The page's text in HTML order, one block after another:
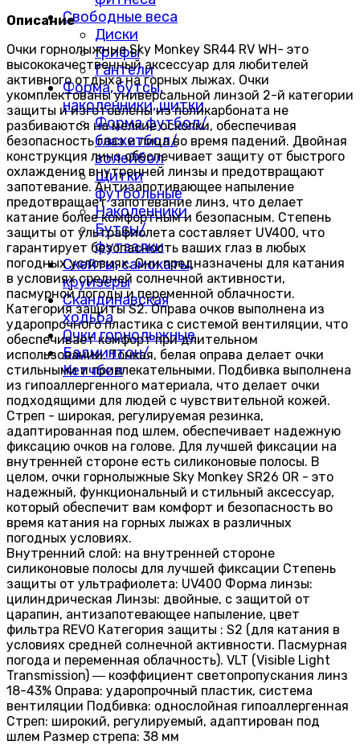
Свободные веса
Диски
Грифы
Гантели
Форма, бутсы,
наколенники, щитки
Форма футбол/
баскетбол/
волейбол
Щитки
футбольные
Наколенники
Бутсы/
футзалки
Скейты, самокаты,
круизёры
Скандинавская
ходьба
Очки горнолыжные
Бадминтон/
Кетчбол
Описание
Очки горнолыжные Sky Monkey SR44 RV WH- это
высококачественный аксессуар для любителей
активного отдыха на горных лыжах. Очки
укомплектованы универсальной линзой 2-й категории
защиты и изготовлены из поликарбоната не
разбиваются на мелкие осколки, обеспечивая
безопасность глаз и лица во время падений. Двойная
конструкция линз обеспечивает защиту от быстрого
охлаждения внутренней линзы и предотвращают
запотевание. Антизапотивающее напыление
предотвращает запотевание линз, что делает
катание более комфортным и безопасным. Степень
защиты от ультрафиолета составляет UV400, что
гарантирует безопасность ваших глаз в любых
погодных условиях. Они предназначены для катания
в условиях средней солнечной активности,
пасмурной погоды и переменной облачности.
Категория защиты S2. Оправа очков выполнена из
ударопрочного пластика с системой вентиляции, что
обеспечивает комфорт при длительном
использовании. Тонкая, белая оправа делает очки
стильными и привлекательными. Подбивка выполнена
из гипоаллергенного материала, что делает очки
подходящими для людей с чувствительной кожей.
Стреп - широкая, регулируемая резинка,
адаптированная под шлем, обеспечивает надежную
фиксацию очков на голове. Для лучшей фиксации на
внутренней стороне есть силиконовые полосы. В
целом, очки горнолыжные Sky Monkey SR26 OR - это
надежный, функциональный и стильный аксессуар,
который обеспечит вам комфорт и безопасность во
время катания на горных лыжах в различных
погодных условиях.
Внутренний слой: на внутренней стороне
силиконовые полосы для лучшей фиксации Степень
защиты от ультрафиолета: UV400 Форма линзы:
цилиндрическая Линзы: двойные, с защитой от
царапин, антизапотевающее напыление, цвет
фильтра REVO Категория защиты : S2 (для катания в
условиях средней солнечной активности. Пасмурная
погода и переменная облачность). VLT (Visible Light
Transmission) ― коэффициент светопропускания линз
18-43% Оправа: ударопрочный пластик, система
вентиляции Подбивка: однослойная гипоаллергенная
Стреп: широкий, регулируемый, адаптирован под
шлем Размер стрепа: 38 мм